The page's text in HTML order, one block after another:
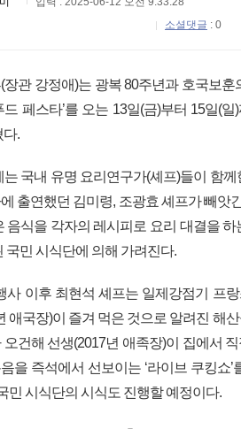
소셜댓글 : 0
장관 강정애)는 광복 80주년과 호국보
드 페스타’를 오는 13일(금)부터 15일(
다.
국내 유명 요리연구가(셰프)들이 함
출연했던 김미령, 조광효 셰프가 빼앗
음식을 각자의 레시피로 요리 대결을
국민 시식단에 의해 가려진다.
사 이후 최현석 셰프는 일제강점기 프
애국장)이 즐겨 먹은 것으로 알려진 해
오건해 선생(2017년 애족장)이 집에서
을 즉석에서 선보이는 ‘라이브 쿠킹쇼
민 시식단의 시식도 진행할 예정이다.